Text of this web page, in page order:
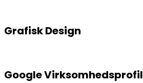
Grafisk Design
Google Virksomhedsprofil